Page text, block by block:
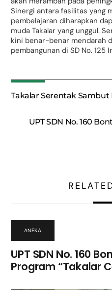
Sinergi antara fasilitas yang
pembelajaran diharapkan
muda Takalar yang unggul.
kini benar-benar mendarah
pembangunan di SD No. 125
Takalar Serentak Sambut
UPT SDN No. 160
ANEKA
UPT SDN No. 160
Program “Takalar